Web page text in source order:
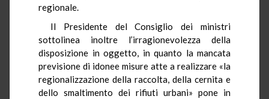
regionale.
Il Presidente del Consiglio dei ministri
sottolinea inoltre l’irragionevolezza della
disposizione in oggetto, in quanto la mancata
previsione di idonee misure atte a realizzare «la
regionalizzazione della raccolta, della cernita e
dello smaltimento dei rifiuti urbani» pone in